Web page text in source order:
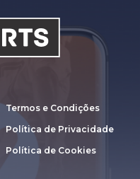
Termos e Condições
Política de Privacidade
Política de Cookies